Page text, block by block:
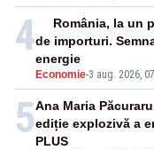
4
Economie-3 aug. 2026,
România, la un
de importuri.
energie
5Ana Maria
ediție explozivă a
PLUS